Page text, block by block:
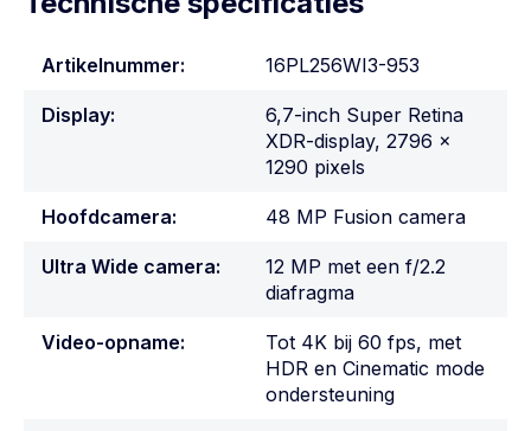
Artikelnummer: 16PL256WI3-953
Display:
6,7-inch Super Retina
XDR-display, 2796 x
1290 pixels
Hoofdcamera: 48 MP Fusion camera
Ultra Wide camera:
12 MP met een f/2.2
diafragma
Video-opname:
Tot 4K bij 60 fps, met
HDR en Cinematic mode
ondersteuning